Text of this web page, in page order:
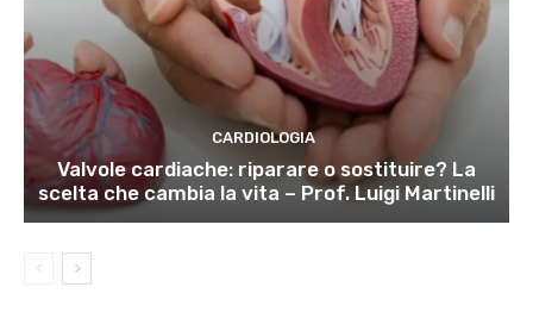
CARDIOLOGIA
Valvole cardiache: riparare o sostituire? La
scelta che cambia la vita – Prof. Luigi Martinelli